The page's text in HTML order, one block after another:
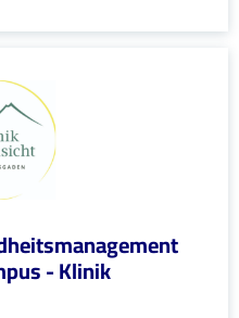
- Klinik